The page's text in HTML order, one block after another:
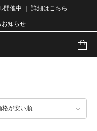
開催中 ｜ 詳細はこちら
知らせ
格が安い順